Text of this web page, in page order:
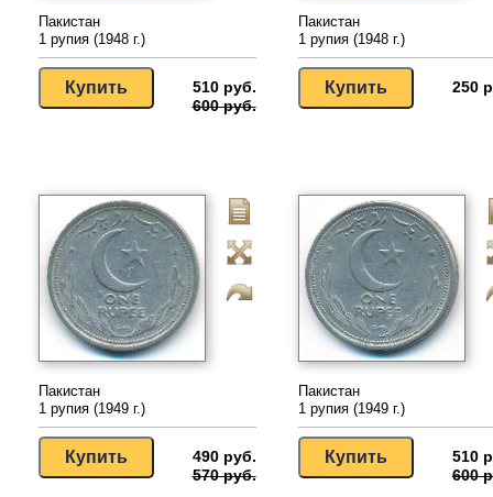
Пакистан
1 рупия (1948 г.)
510 руб.
600 руб.
Пакистан
1 рупия (1948 г.)
250
Пакистан
1 рупия (1949 г.)
490 руб.
570 руб.
Пакистан
1 рупия (1949 г.)
510
600